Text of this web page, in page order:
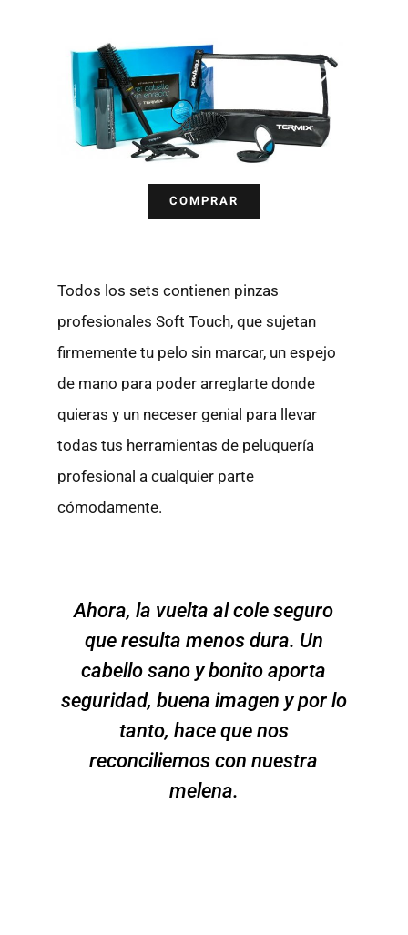
COMPRAR
Todos los sets contienen pinzas
profesionales Soft Touch, que sujetan
firmemente tu pelo sin marcar, un espejo
de mano para poder arreglarte donde
quieras y un neceser genial para llevar
todas tus herramientas de peluquería
profesional a cualquier parte
cómodamente.
Ahora, la vuelta al cole seguro
que resulta menos dura. Un
cabello sano y bonito aporta
seguridad, buena imagen y por lo
tanto, hace que nos
reconciliemos con nuestra
melena.